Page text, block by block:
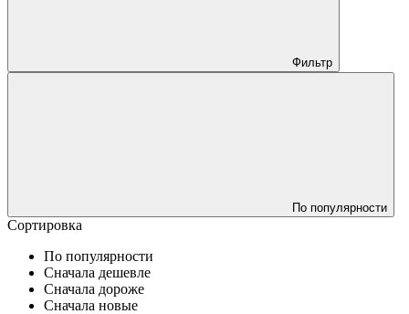
Фильтр
По популярности
Сортировка
По популярности
Сначала дешевле
Сначала дороже
Сначала новые